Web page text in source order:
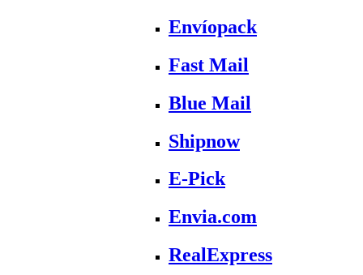
Envíopack
Fast Mail
Blue Mail
Shipnow
E-Pick
Envia.com
RealExpress